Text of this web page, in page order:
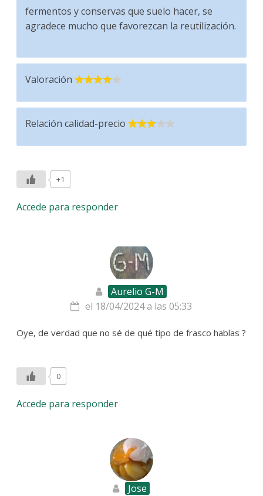
fermentos y conservas que suelo hacer, se
agradece mucho que favorezcan la reutilización.
Valoración
Relación calidad-precio
+1
Accede para responder
Aurelio G-M
el 18/04/2024 a las 05:33
Oye, de verdad que no sé de qué tipo de frasco hablas ?
0
Accede para responder
Jose